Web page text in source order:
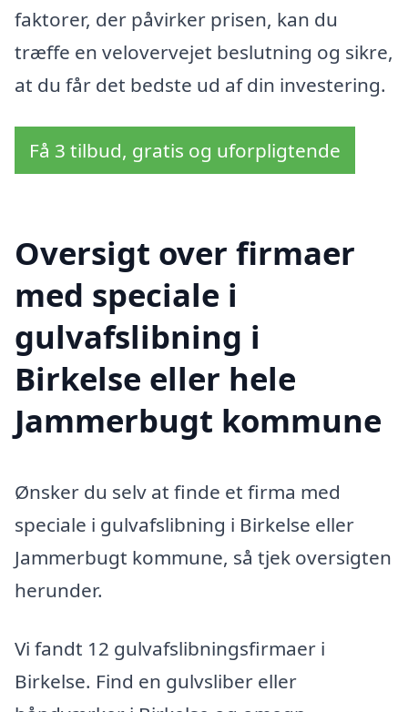
faktorer, der påvirker prisen, kan du
træffe en velovervejet beslutning og sikre,
at du får det bedste ud af din investering.
Få 3 tilbud, gratis og uforpligtende
Oversigt over firmaer
med speciale i
gulvafslibning i
Birkelse eller hele
Jammerbugt kommune
Ønsker du selv at finde et firma med
speciale i gulvafslibning i Birkelse eller
Jammerbugt kommune, så tjek oversigten
herunder.
Vi fandt 12 gulvafslibningsfirmaer i
Birkelse. Find en gulvsliber eller